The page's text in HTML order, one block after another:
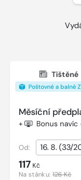
Tištěné
Poštovné a balné
Měsíční
+ Bonus
Od:
117 Kč
Na stánku:126 Kč